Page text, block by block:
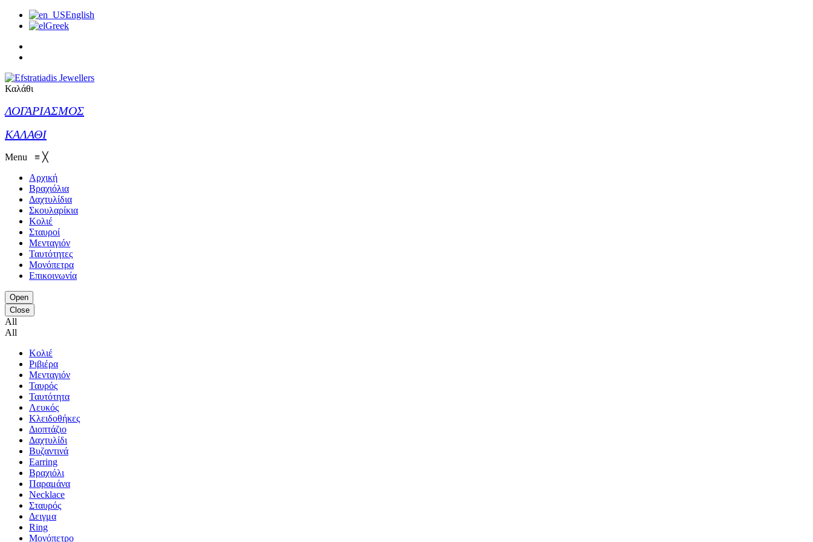
English
Greek
Καλάθι
ΛΟΓΑΡΙΑΣΜΟΣ
ΚΑΛΑΘΙ
Menu ≡ ╳
Αρχική
Βραχιόλια
Δαχτυλίδια
Σκουλαρίκια
Κολιέ
Σταυροί
Μενταγιόν
Ταυτότητες
Μονόπετρα
Επικοινωνία
Open
Close
All
All
Κολιέ
Ριβιέρα
Μενταγιόν
Ταυρός
Ταυτότητα
Λευκός
Κλειδοθήκες
Διοπτάζιο
Δαχτυλίδι
Βυζαντινά
Earring
Βραχιόλι
Παραμάνα
Necklace
Σταυρός
Δειγμα
Ring
Μονόπετρο